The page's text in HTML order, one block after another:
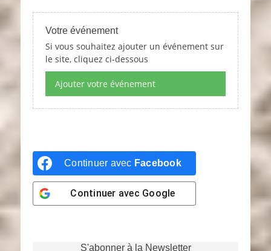
Votre événement
Si vous souhaitez ajouter un événement sur
le site, cliquez ci-dessous
Ajouter votre événement
Continuer avec Facebook
Continuer avec Google
S'abonner à la Newsletter